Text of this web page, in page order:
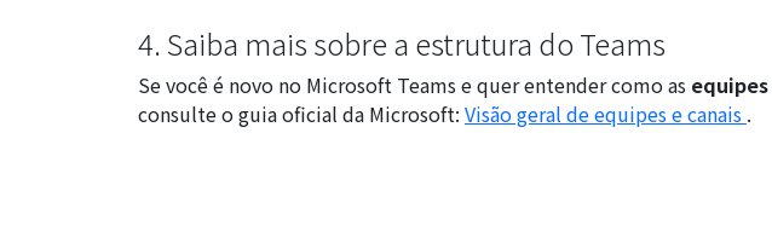
4. Saiba mais sobre a estrutura do Teams
Se você é novo no Microsoft Teams e quer entender como as equipes
consulte o guia oficial da Microsoft: Visão geral de equipes e canais .